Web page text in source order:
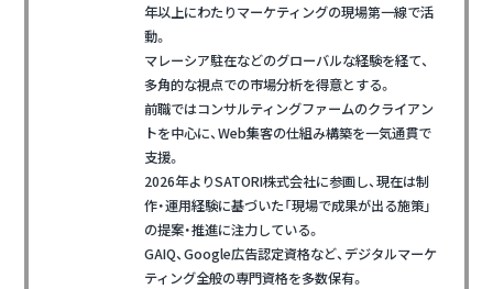
年以上にわたりマーケティングの現場第一線で活
動。
マレーシア駐在などのグローバルな経験を経て、
多角的な視点での市場分析を得意とする。
前職ではコンサルティングファームのクライアン
トを中心に、Web集客の仕組み構築を一気通貫で
支援。
2026年よりSATORI株式会社に参画し、現在は制
作・運用経験に基づいた「現場で成果が出る施策」
の提案・推進に注力している。
GAIQ、Google広告認定資格など、デジタルマーケ
ティング全般の専門資格を多数保有。